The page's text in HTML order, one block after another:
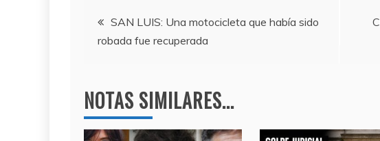
b
o
k
a
m
A
p
Navegación
de
entradas
SAN LUIS: Una motocicleta que había sido
robada fue recuperada
NOTAS SIMILARES...